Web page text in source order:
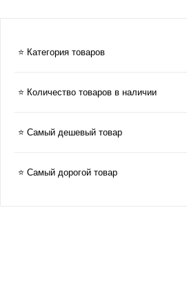
⭐ Категория товаров
⭐ Количество товаров в наличии
⭐ Самый дешевый товар
⭐ Самый дорогой товар